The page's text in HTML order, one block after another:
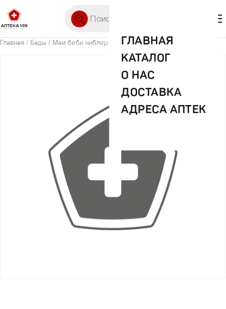
ГЛАВНАЯ
КАТАЛОГ
О НАС
ДОСТАВКА
АДРЕСА АПТЕК
Главная / Бады / Мам беби ниблер (арт.2279609)